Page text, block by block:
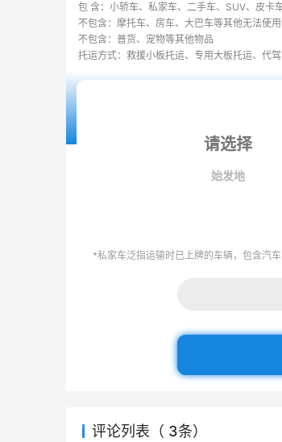
包 含：小轿车、私家车、二手车、SUV、皮卡
不包含：摩托车、房车、大巴车等其他无法使
不包含：普货、宠物等其他物品
托运方式：救援小板托运、专用大板托运、代驾
始发地
*私家车泛指运输时已上牌的车辆，包含汽
评论列表（ 3条）